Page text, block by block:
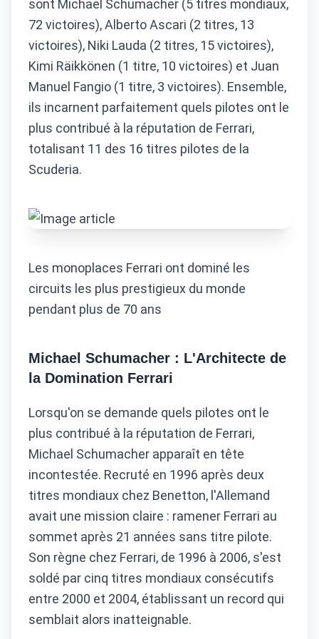
sont Michael Schumacher (5 titres mondiaux,
72 victoires), Alberto Ascari (2 titres, 13
victoires), Niki Lauda (2 titres, 15 victoires),
Kimi Räikkönen (1 titre, 10 victoires) et Juan
Manuel Fangio (1 titre, 3 victoires). Ensemble,
ils incarnent parfaitement quels pilotes ont le
plus contribué à la réputation de Ferrari,
totalisant 11 des 16 titres pilotes de la
Scuderia.
Les monoplaces Ferrari ont dominé les
circuits les plus prestigieux du monde
pendant plus de 70 ans
Michael Schumacher : L'Architecte de
la Domination Ferrari
Lorsqu'on se demande quels pilotes ont le
plus contribué à la réputation de Ferrari,
Michael Schumacher apparaît en tête
incontestée. Recruté en 1996 après deux
titres mondiaux chez Benetton, l'Allemand
avait une mission claire : ramener Ferrari au
sommet après 21 années sans titre pilote.
Son règne chez Ferrari, de 1996 à 2006, s'est
soldé par cinq titres mondiaux consécutifs
entre 2000 et 2004, établissant un record qui
semblait alors inatteignable.